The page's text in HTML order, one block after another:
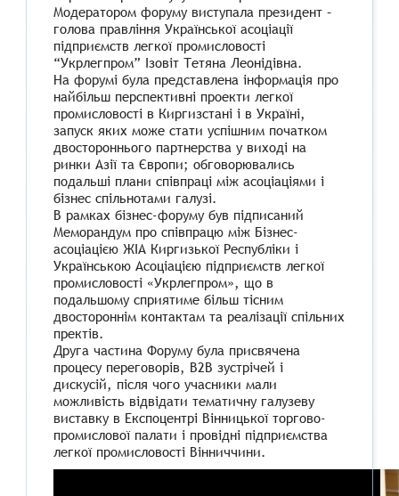
Модератором форуму виступала президент –
голова правління Української асоціації
підприємств легкої промисловості
“Укрлегпром” Ізовіт Тетяна Леонідівна.
На форумі була представлена інформація про
найбільш перспективні проекти легкої
промисловості в Киргизстані і в Україні,
запуск яких може стати успішним початком
двостороннього партнерства у виході на
ринки Азії та Європи; обговорювались
подальші плани співпраці між асоціаціями і
бізнес спільнотами галузі.
В рамках бізнес-форуму був підписаний
Меморандум про співпрацю між Бізнес-
асоціацією ЖІА Киргизької Республіки і
Українською Асоціацією підприємств легкої
промисловості «Укрлегпром», що в
подальшому сприятиме більш тісним
двостороннім контактам та реалізації спільних
пректів.
Друга частина Форуму була присвячена
процесу переговорів, В2В зустрічей і
дискусій, після чого учасники мали
можливість відвідати тематичну галузеву
виставку в Експоцентрі Вінницької торгово-
промислової палати і провідні підприємства
легкої промисловості Вінниччини.